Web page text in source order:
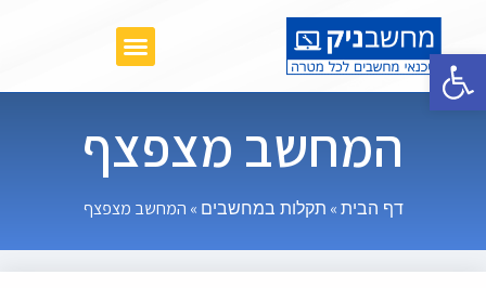
פתח סרגל נגישות
המחשב מצפצף
דף הבית » תקלות במחשבים » המחשב מצפצף